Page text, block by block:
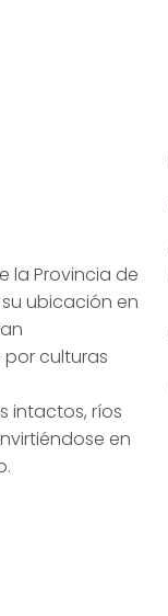
la Provincia de
ubicación en
culturas
intactos, ríos
en